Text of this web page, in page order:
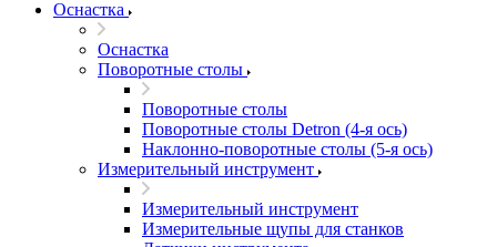
Оснастка
Оснастка
Поворотные столы
Поворотные столы
Поворотные столы Detron (4-я ось)
Наклонно-поворотные столы (5-я ось)
Измерительный инструмент
Измерительный инструмент
Измерительные щупы для станков